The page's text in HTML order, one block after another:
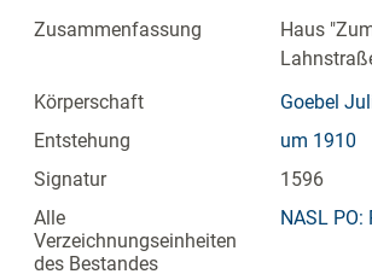
Zusammenfassung
Haus
Körperschaft
Goebel
Entstehung
um 1910
Signatur
1596
Alle
Verzeichnungseinheiten
des Bestandes
NASL